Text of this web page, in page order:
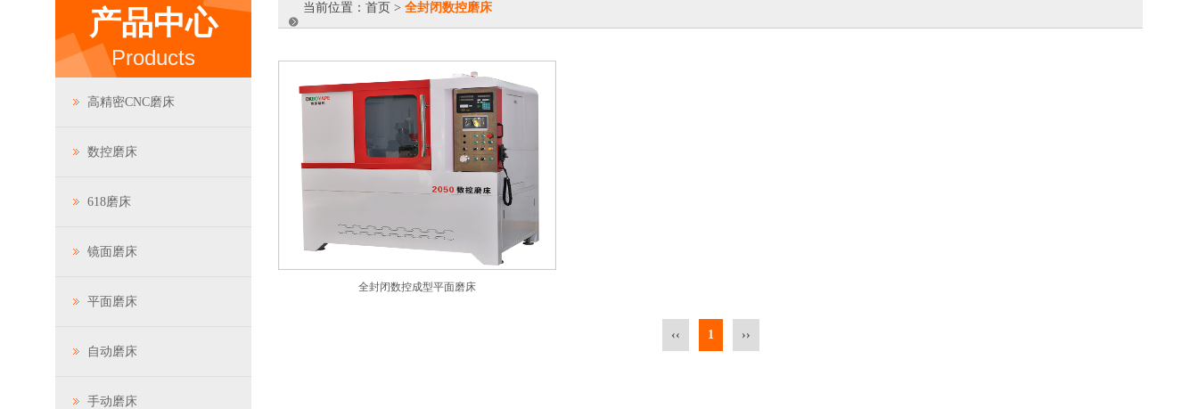
产品中心
Products
高精密CNC磨床
数控磨床
618磨床
镜面磨床
平面磨床
自动磨床
手动磨床
当前位置： 首页 > 全封闭数控磨床
全封闭数控成型平面磨床
‹‹ 1 ››